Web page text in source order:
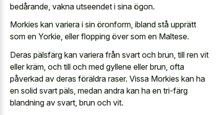
bedårande, vakna utseendet i sina ögon.
Morkies kan variera i sin öronform, ibland stå upprätt
som en Yorkie, eller flopping över som en Maltese.
Deras pälsfärg kan variera från svart och brun, till ren vit
eller kräm, och till och med gyllene eller brun, ofta
påverkad av deras föräldra raser. Vissa Morkies kan ha
en solid svart päls, medan andra kan ha en tri-färg
blandning av svart, brun och vit.